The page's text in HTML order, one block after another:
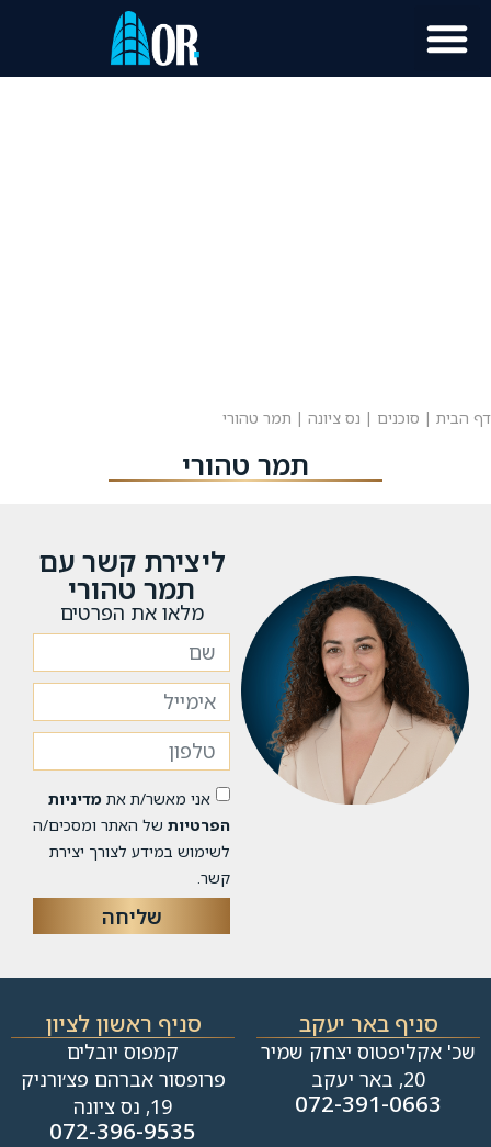
דף הבית | סוכנים | נס ציונה | תמר טהורי
תמר טהורי
ליצירת קשר עם
תמר טהורי
מלאו את הפרטים
אני מאשר/ת את מדיניות
הפרטיותשל האתר ומסכים/ה
לשימוש במידע לצורך יצירת
קשר.
שליחה
סניף באר יעקב
שכ' אקליפטוס יצחק שמיר
20, באר יעקב
072-391-0663
סניף ראשון לציון
קמפוס יובלים
פרופסור אברהם פצ׳ורניק
19, נס ציונה
072-396-9535